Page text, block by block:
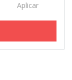
Aplicar